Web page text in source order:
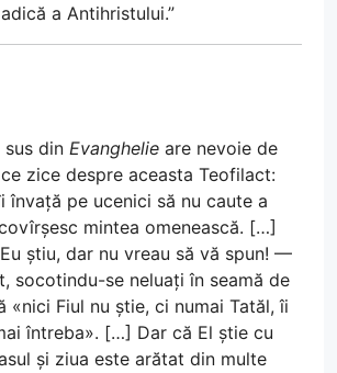
a Antihristului.”
sus din Evanghelie are nevoie de
zice despre aceasta Teofilact:
învață pe ucenici să nu caute a
mintea omenească. […]
știu, dar nu vreau să vă spun! —
socotindu-se neluați în seamă de
«nici Fiul nu știe, ci numai Tatăl, îi
întreba». […] Dar că El știe cu
și ziua este arătat din multe